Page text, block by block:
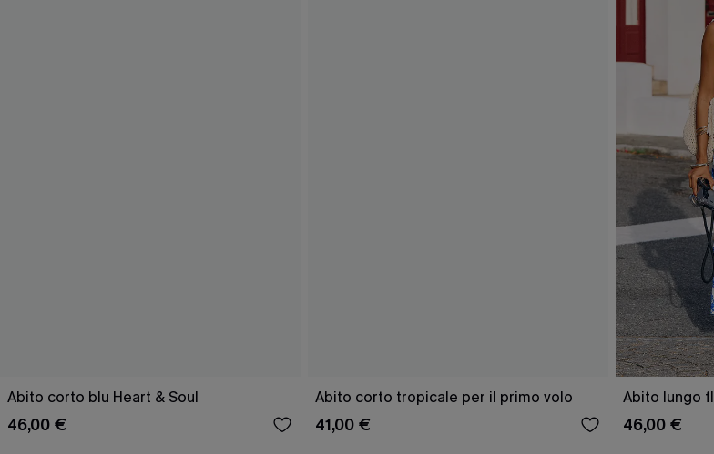
Abito corto blu Heart & Soul
46,00 €
Abito corto tropicale per il primo volo
41,00 €
Abito lungo
46,00 €